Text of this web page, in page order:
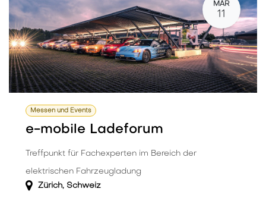
MÄR
11
Messen und Events
e-mobile Ladeforum
Treffpunkt für Fachexperten im Bereich der
elektrischen Fahrzeugladung
Zürich, Schweiz